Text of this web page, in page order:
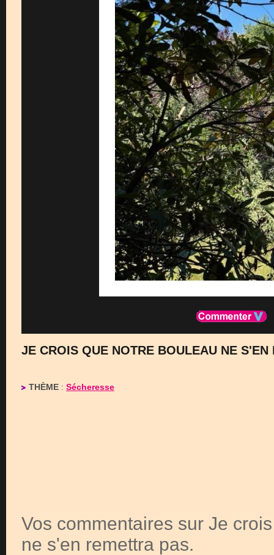
JE CROIS QUE NOTRE BOULEAU NE
THÈME : Sécheresse
Vos commentaires sur Je
ne s'en remettra pas.